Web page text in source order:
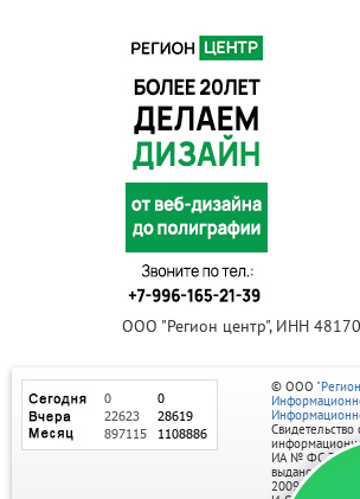
ООО "Регион центр", ИНН
© ООО
ИА № ФС
выдано
2009г.